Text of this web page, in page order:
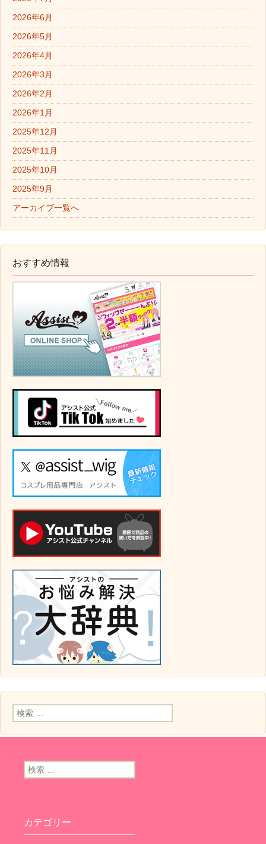
2026年6月
2026年5月
2026年4月
2026年3月
2026年2月
2026年1月
2025年12月
2025年11月
2025年10月
2025年9月
アーカイブ一覧へ
おすすめ情報
検索:
検索:
カテゴリー